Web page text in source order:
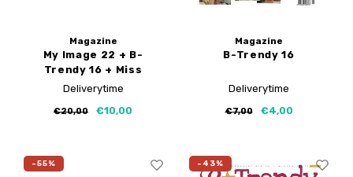
Magazine
My Image 22 + B-
Trendy 16 + Miss
Doodle 3
Deliverytime
€20,00 €10,00
Magazine
B-Trendy 16
Deliverytime
€7,00 €4,00
-55% -43%